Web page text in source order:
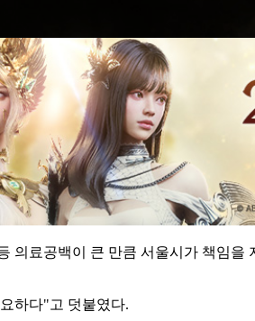
료공백이 큰 만큼 서울시가 책임
하다"고 덧붙였다.